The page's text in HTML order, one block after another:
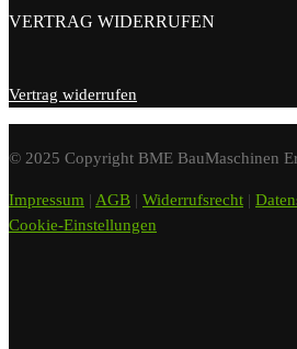
VERTRAG WIDERRUFEN
Vertrag widerrufen
© 2025 Copyright BME BauMaschinen
Impressum | AGB | Widerrufsrecht |
Cookie-Einstellungen